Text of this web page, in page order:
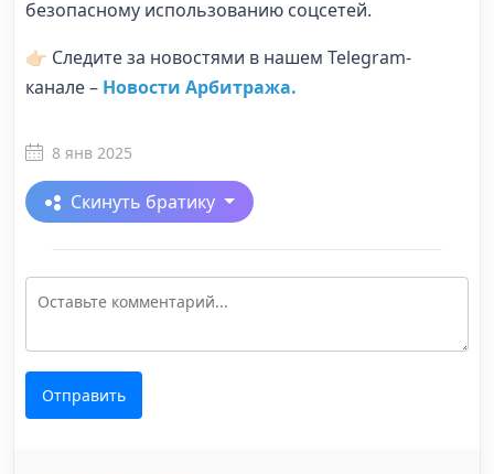
безопасному использованию соцсетей.
👉🏻 Следите за новостями в нашем Telegram-
канале – Новости Арбитража.
8 янв 2025
Скинуть братику
Отправить